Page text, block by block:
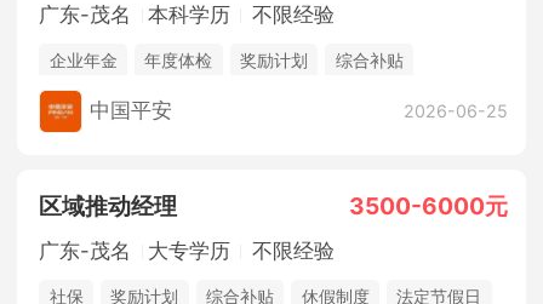
广东-茂名 本科学历 不限经验
企业年金 年度体检 奖励计划
综合补贴
休假制度
法定节假日
五险一金
中国平安 2026-06-25
区域推动经理 3500-6000元
广东-茂名 大专学历 不限经验
社保 奖励计划 综合补贴 休假制度 法定节假日